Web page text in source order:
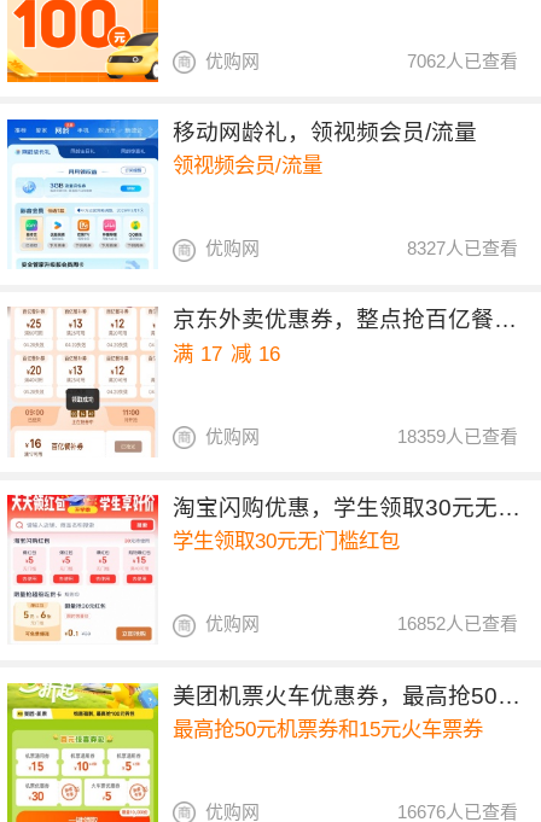
7062人已查看
优购网
移动网龄礼，领视频会员/流量
领视频会员/流量
8327人已查看
优购网
京东外卖优惠券，整点抢百亿餐补17-16券
满 17 减 16
18359人已查看
优购网
淘宝闪购优惠，学生领取30元无门槛红包
学生领取30元无门槛红包
16852人已查看
优购网
美团机票火车优惠券，最高抢50元机票券和15元火车票券
最高抢50元机票券和15元火车票券
16676人已查看
优购网